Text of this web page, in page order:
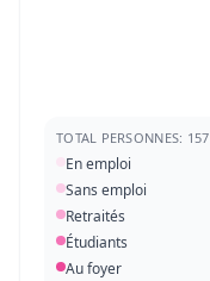
TOTAL PERSONNES: 157
En emploi
Sans emploi
Retraités
Étudiants
Au foyer